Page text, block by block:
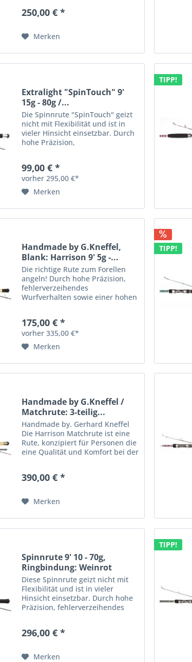
Belastbarkeit eignet sich die
250,00 € *
Merken
Extralight "SpinTouch" 9'
15g - 80g /...
Die Spinnrute "SpinTouch" geizt
nicht mit Flexibilität und ist in
vieler Hinsicht einsetzbar. Durch
hohe Präzision,
Belastbarkeit eignet sich die
Spinnrute für Fänge mit einem...
99,00 € *
vorher 295,00 €*
Merken
TIPP!
Handmade by G.Kneffel,
Blank: Harrison 9' 5g -...
Die richtige Rute zum Forellen
angeln! Durch hohe Präzision,
fehlerverzeihendes
Wurfverhalten sowie einer hohen
Wurfgewicht von 5g bis 20g.
Somit ist dieses Modell
individuell...
175,00 € *
vorher 335,00 €*
Merken
TIPP!
Handmade by G.Kneffel /
Matchrute: 3-teilig...
Handmade by. Gerhard Kneffel
Die Harrison Matchrute ist eine
Rute, konzipiert für Personen die
eine Qualität und Komfort bei der
Rotaugen und Brassen. Diese
390,00 € *
Merken
Spinnrute 9' 10 - 70g,
Ringbindung: Weinrot
Diese Spinnrute geizt nicht mit
Flexibilität und ist in vieler
Hinsicht einsetzbar. Durch hohe
Präzision, fehlerverzeihendes
Spinnrute für Fänge mit einem
296,00 € *
Merken
TIPP!